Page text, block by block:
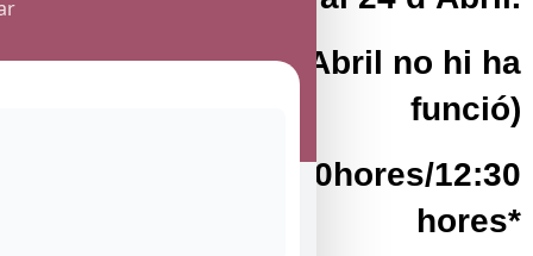
(Atenció: el 10 d’Abril no hi ha
funció)
Diumenges, 11:00hores/12:30
hores*